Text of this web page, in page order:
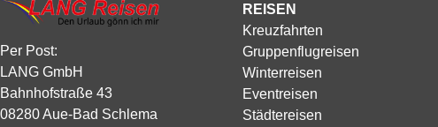
Per Post:
LANG GmbH
Bahnhofstraße 43
08280 Aue-Bad Schlema
REISEN
Kreuzfahrten
Gruppenflugreisen
Winterreisen
Eventreisen
Städtereisen